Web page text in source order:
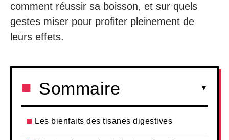
comment réussir sa boisson, et sur quels
gestes miser pour profiter pleinement de
leurs effets.
Sommaire
Les bienfaits des tisanes digestives